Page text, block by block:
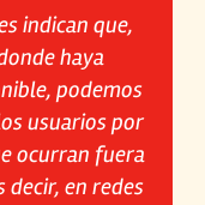
indican que,
haya
podemos
usuarios por
ocurran fuera
decir, en redes